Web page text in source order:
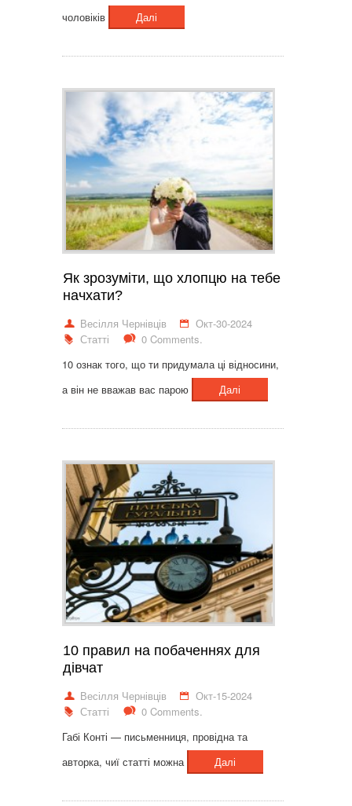
чоловіків
Далі
Як зрозуміти, що хлопцю на тебе
начхати?
Весілля Чернівців
Окт-30-2024
Статті
0 Comments.
10 ознак того, що ти придумала ці відносини,
а він не вважав вас парою
Далі
10 правил на побаченнях для
дівчат
Весілля Чернівців
Окт-15-2024
Статті
0 Comments.
Габі Конті — письменниця, провідна та
авторка, чиї статті можна
Далі